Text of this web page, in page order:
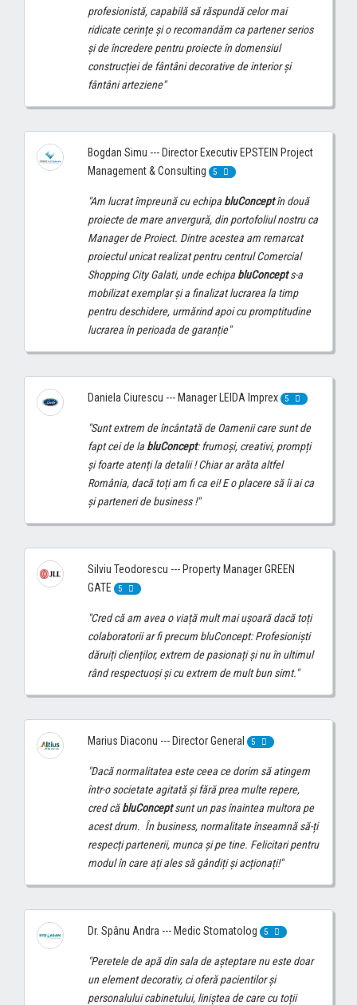
profesionistă, capabilă să răspundă celor mai
ridicate cerințe și o recomandăm ca partener serios
și de încredere pentru proiecte în domensiul
construcției de fântâni decorative de interior și
fântâni arteziene"
Bogdan Simu --- Director Executiv EPSTEIN Project
Management & Consulting 5
"Am lucrat împreună cu echipa bluConceptîn două
proiecte de mare anvergură, din portofoliul nostru ca
Manager de Proiect. Dintre acestea am remarcat
proiectul unicat realizat pentru centrul Comercial
Shopping City Galati, unde echipa bluConcepts-a
mobilizat exemplar și a finalizat lucrarea la timp
pentru deschidere, urmărind apoi cu promptitudine
lucrarea în perioada de garanție"
Daniela Ciurescu --- Manager LEIDA Imprex 5
"Sunt extrem de încântată de Oamenii care sunt de
fapt cei de la bluConcept: frumoși, creativi, prompți
și foarte atenți la detalii ! Chiar ar arăta altfel
România, dacă toți am fi ca ei! E o placere să îi ai ca
și parteneri de business !"
Silviu Teodorescu --- Property Manager GREEN
GATE 5
"Cred că am avea o viață mult mai ușoară dacă toți
colaboratorii ar fi precum bluConcept: Profesioniști
dăruiți clienților, extrem de pasionați și nu în ultimul
rând respectuoși și cu extrem de mult bun simt."
Marius Diaconu --- Director General 5
"Dacă normalitatea este ceea ce dorim să atingem
într-o societate agitată și fără prea multe repere,
cred căbluConceptsunt un pas înaintea multora pe
acest drum. În business, normalitate înseamnă să-ți
respecți partenerii, munca și pe tine. Felicitari pentru
modul în care ați ales să gândiți și acționați!"
Dr. Spânu Andra --- Medic Stomatolog 5
"Peretele de apă din sala de așteptare nu este doar
un element decorativ, ci oferă pacientilor și
personalului cabinetului, liniștea de care cu toții